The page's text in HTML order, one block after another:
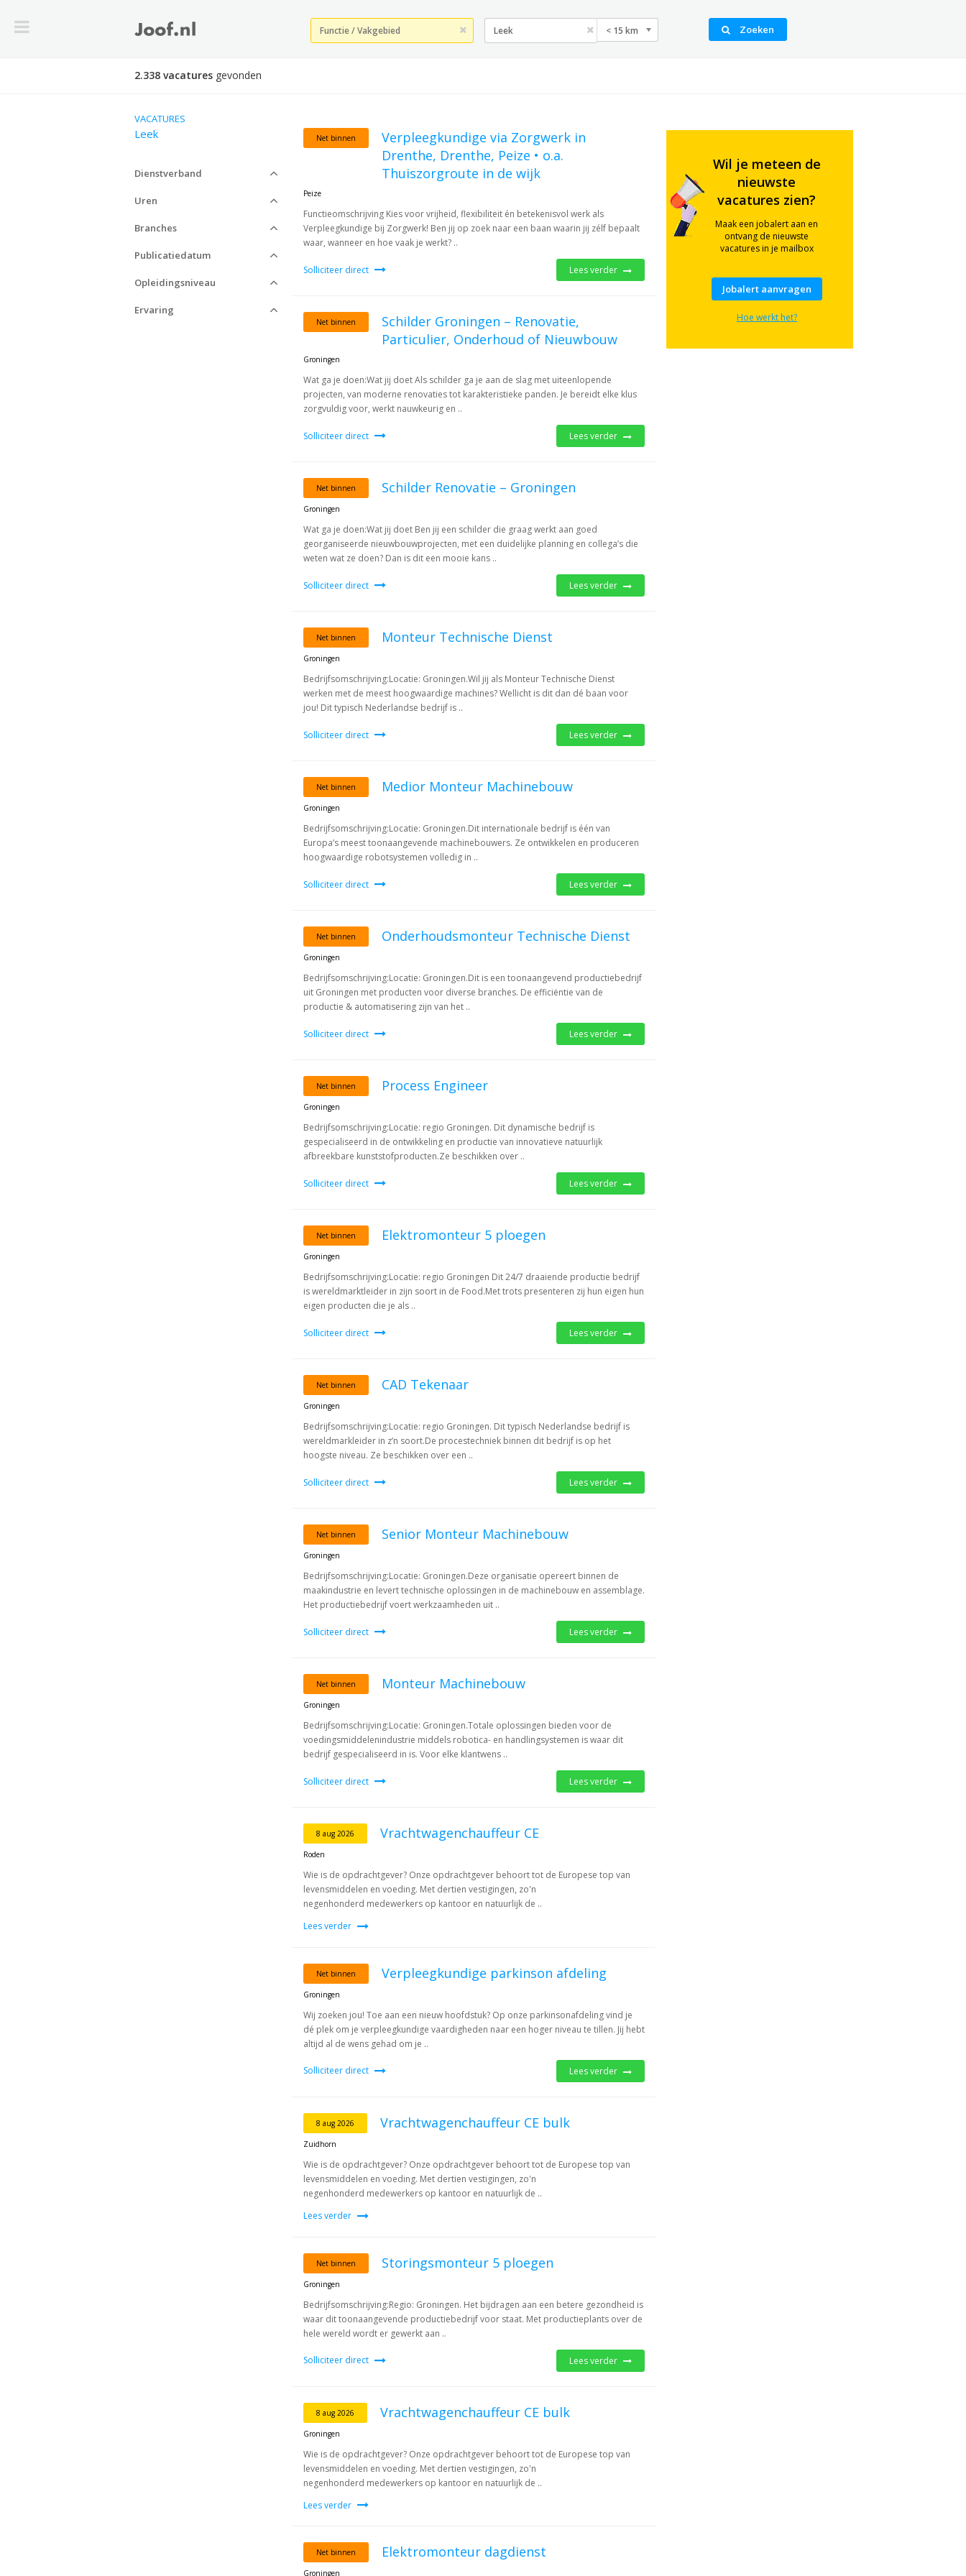
< 15 km Zoeken
2.338 vacatures gevonden
VACATURES
Leek
Dienstverband
Uren
Branches
Publicatiedatum
Opleidingsniveau
Ervaring
Net binnen
Verpleegkundige via Zorgwerk in
Drenthe, Drenthe, Peize • o.a.
Thuiszorgroute in de wijk
Peize
Functieomschrijving Kies voor vrijheid, flexibiliteit én betekenisvol werk als
Verpleegkundige bij Zorgwerk! Ben jij op zoek naar een baan waarin jij zélf bepaalt
waar, wanneer en hoe vaak je werkt? ..
Solliciteer direct Lees verder
Net binnen
Schilder Groningen – Renovatie,
Particulier, Onderhoud of Nieuwbouw
Groningen
Wat ga je doen:Wat jij doet Als schilder ga je aan de slag met uiteenlopende
projecten, van moderne renovaties tot karakteristieke panden. Je bereidt elke klus
zorgvuldig voor, werkt nauwkeurig en ..
Solliciteer direct Lees verder
Net binnen Schilder Renovatie – Groningen
Groningen
Wat ga je doen:Wat jij doet Ben jij een schilder die graag werkt aan goed
georganiseerde nieuwbouwprojecten, met een duidelijke planning en collega’s die
weten wat ze doen? Dan is dit een mooie kans ..
Solliciteer direct Lees verder
Net binnen Monteur Technische Dienst
Groningen
Bedrijfsomschrijving:Locatie: Groningen.Wil jij als Monteur Technische Dienst
werken met de meest hoogwaardige machines? Wellicht is dit dan dé baan voor
jou! Dit typisch Nederlandse bedrijf is ..
Solliciteer direct Lees verder
Net binnen Medior Monteur Machinebouw
Groningen
Bedrijfsomschrijving:Locatie: Groningen.Dit internationale bedrijf is één van
Europa’s meest toonaangevende machinebouwers. Ze ontwikkelen en produceren
hoogwaardige robotsystemen volledig in ..
Solliciteer direct Lees verder
Net binnen Onderhoudsmonteur Technische Dienst
Groningen
Bedrijfsomschrijving:Locatie: Groningen.Dit is een toonaangevend productiebedrijf
uit Groningen met producten voor diverse branches. De efficiëntie van de
productie & automatisering zijn van het ..
Solliciteer direct Lees verder
Net binnen Process Engineer
Groningen
Bedrijfsomschrijving:Locatie: regio Groningen. Dit dynamische bedrijf is
gespecialiseerd in de ontwikkeling en productie van innovatieve natuurlijk
afbreekbare kunststofproducten.Ze beschikken over ..
Solliciteer direct Lees verder
Net binnen Elektromonteur 5 ploegen
Groningen
Bedrijfsomschrijving:Locatie: regio Groningen Dit 24/7 draaiende productie bedrijf
is wereldmarktleider in zijn soort in de Food.Met trots presenteren zij hun eigen hun
eigen producten die je als ..
Solliciteer direct Lees verder
Net binnen CAD Tekenaar
Groningen
Bedrijfsomschrijving:Locatie: regio Groningen. Dit typisch Nederlandse bedrijf is
wereldmarkleider in z’n soort.De procestechniek binnen dit bedrijf is op het
hoogste niveau. Ze beschikken over een ..
Solliciteer direct Lees verder
Net binnen Senior Monteur Machinebouw
Groningen
Bedrijfsomschrijving:Locatie: Groningen.Deze organisatie opereert binnen de
maakindustrie en levert technische oplossingen in de machinebouw en assemblage.
Het productiebedrijf voert werkzaamheden uit ..
Solliciteer direct Lees verder
Net binnen Monteur Machinebouw
Groningen
Bedrijfsomschrijving:Locatie: Groningen.Totale oplossingen bieden voor de
voedingsmiddelenindustrie middels robotica- en handlingsystemen is waar dit
bedrijf gespecialiseerd in is. Voor elke klantwens ..
Solliciteer direct Lees verder
8 aug 2026 Vrachtwagenchauffeur CE
Roden
Wie is de opdrachtgever? Onze opdrachtgever behoort tot de Europese top van
levensmiddelen en voeding. Met dertien vestigingen, zo'n
negenhonderd medewerkers op kantoor en natuurlijk de ..
Lees verder
Net binnen Verpleegkundige parkinson afdeling
Groningen
Wij zoeken jou! Toe aan een nieuw hoofdstuk? Op onze parkinsonafdeling vind je
dé plek om je verpleegkundige vaardigheden naar een hoger niveau te tillen. Jij hebt
altijd al de wens gehad om je ..
Solliciteer direct Lees verder
8 aug 2026 Vrachtwagenchauffeur CE bulk
Zuidhorn
Wie is de opdrachtgever? Onze opdrachtgever behoort tot de Europese top van
levensmiddelen en voeding. Met dertien vestigingen, zo'n
negenhonderd medewerkers op kantoor en natuurlijk de ..
Lees verder
Net binnen Storingsmonteur 5 ploegen
Groningen
Bedrijfsomschrijving:Regio: Groningen. Het bijdragen aan een betere gezondheid is
waar dit toonaangevende productiebedrijf voor staat. Met productieplants over de
hele wereld wordt er gewerkt aan ..
Solliciteer direct Lees verder
8 aug 2026 Vrachtwagenchauffeur CE bulk
Groningen
Wie is de opdrachtgever? Onze opdrachtgever behoort tot de Europese top van
levensmiddelen en voeding. Met dertien vestigingen, zo'n
negenhonderd medewerkers op kantoor en natuurlijk de ..
Lees verder
Net binnen Elektromonteur dagdienst
Groningen
Wil je meteen de
nieuwste
vacatures zien?
Maak een jobalert aan en
ontvang de nieuwste
vacatures in je mailbox
Jobalert aanvragen
Hoe werkt het?